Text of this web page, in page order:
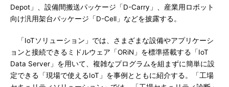
Depot」、設備間搬送パッケージ「D-Carry」、産業用ロボット
向け汎用架台パッケージ「D-Cell」などを披露する。
「IoTソリューション」では、さまざまな設備やアプリケーシ
ョンと接続できるミドルウェア「ORiN」を標準搭載する「IoT
Data Server」を用いて、複雑なプログラムを組まずに簡単に設
定できる「現場で使えるIoT」を事例とともに紹介する。「工場